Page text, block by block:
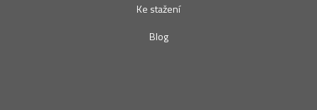
Ke stažení
Blog